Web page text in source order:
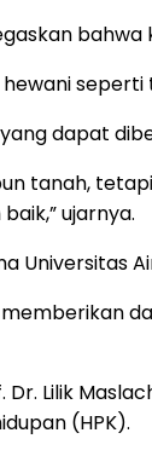
dapat
tanah,
ujarnya.
Universitas
Lilik
(HPK).